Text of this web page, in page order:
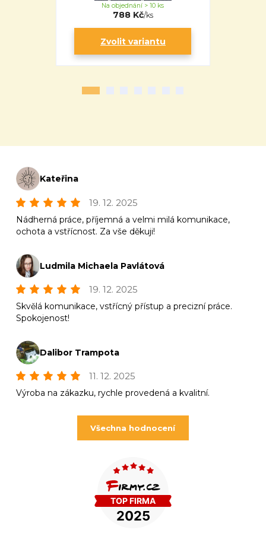
788 Kč/ks
Na objednání > 10 ks
Zvolit variantu
Kateřina
19. 12. 2025
Nádherná práce, příjemná a velmi milá komunikace,
ochota a vstřícnost. Za vše děkuji!
Ludmila Michaela Pavlátová
19. 12. 2025
Skvělá komunikace, vstřícný přístup a precizní práce.
Spokojenost!
Dalibor Trampota
11. 12. 2025
Výroba na zákazku, rychle provedená a kvalitní.
Všechna hodnocení